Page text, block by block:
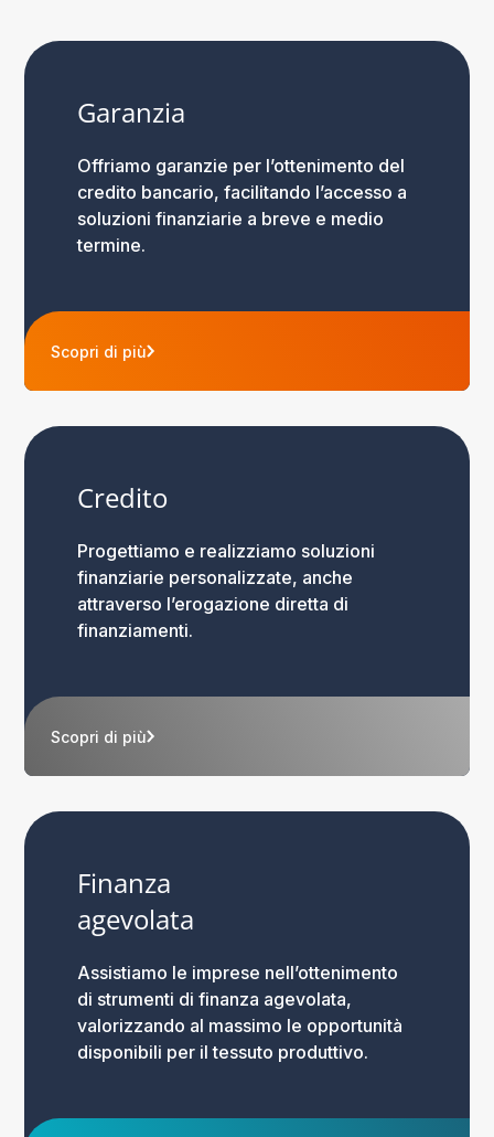
Garanzia
Offriamo garanzie per l’ottenimento del
credito bancario, facilitando l’accesso a
soluzioni finanziarie a breve e medio
termine.
Scopri di più
Credito
Progettiamo e realizziamo soluzioni
finanziarie personalizzate, anche
attraverso l’erogazione diretta di
finanziamenti.
Scopri di più
Finanza
agevolata
Assistiamo le imprese nell’ottenimento
di strumenti di finanza agevolata,
valorizzando al massimo le opportunità
disponibili per il tessuto produttivo.